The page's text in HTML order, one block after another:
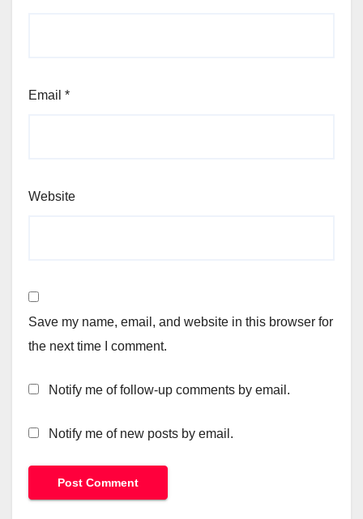
Email *
Website
Save my name, email, and website in this browser for
the next time I comment.
Notify me of follow-up comments by email.
Notify me of new posts by email.